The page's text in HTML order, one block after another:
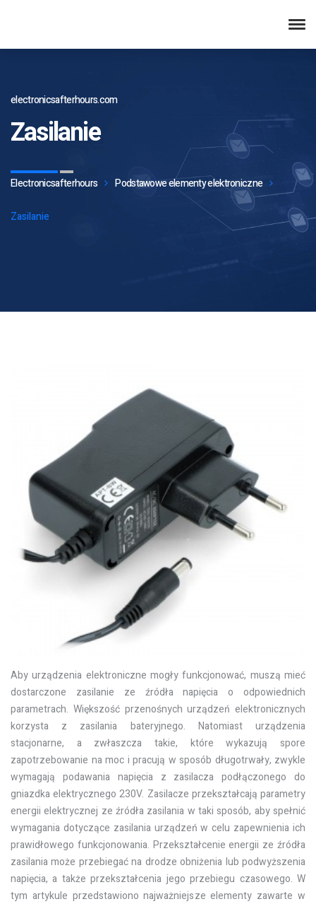
electronicsafterhours.com
Zasilanie
Electronicsafterhours Podstawowe elementy elektroniczne
Zasilanie
Aby urządzenia elektroniczne mogły funkcjonować, muszą mieć
dostarczone zasilanie ze źródła napięcia o odpowiednich
parametrach. Większość przenośnych urządzeń elektronicznych
korzysta z zasilania bateryjnego. Natomiast urządzenia
stacjonarne, a zwłaszcza takie, które wykazują spore
zapotrzebowanie na moc i pracują w sposób długotrwały, zwykle
wymagają podawania napięcia z zasilacza podłączonego do
gniazdka elektrycznego 230V. Zasilacze przekształcają parametry
energii elektrycznej ze źródła zasilania w taki sposób, aby spełnić
wymagania dotyczące zasilania urządzeń w celu zapewnienia ich
prawidłowego funkcjonowania. Przekształcenie energii ze źródła
zasilania może przebiegać na drodze obniżenia lub podwyższenia
napięcia, a także przekształcenia jego przebiegu czasowego. W
tym artykule przedstawiono najważniejsze elementy zawarte w